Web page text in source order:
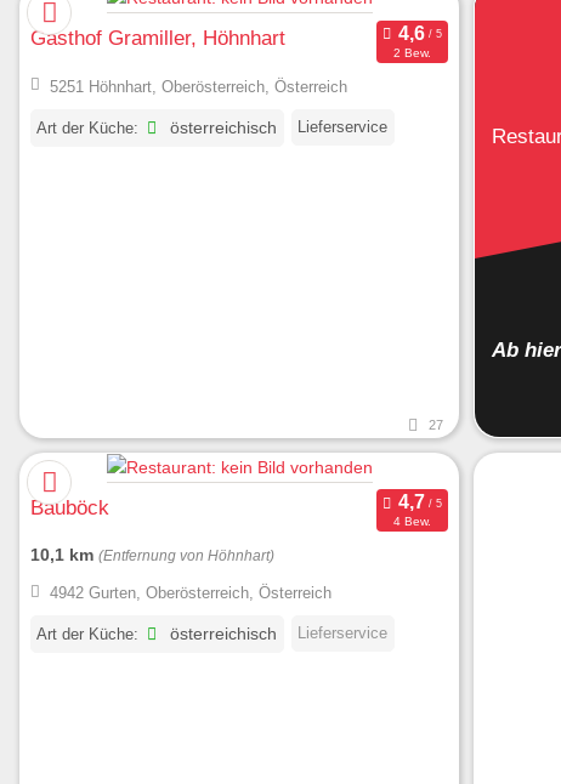
Gasthof Gramiller, Höhnhart
2 Bew.
5251 Höhnhart, Oberösterreich, Österreich
Art der Küche: österreichisch Lieferservice
27
Ab
Bauböck
4 Bew.
10,1 km (Entfernung von Höhnhart)
4942 Gurten, Oberösterreich, Österreich
Art der Küche: österreichisch Lieferservice